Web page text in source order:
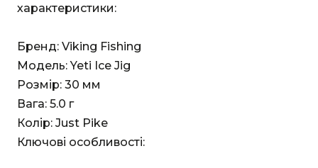
характеристики:
Бренд: Viking Fishing
Модель: Yeti Ice Jig
Розмір: 30 мм
Вага: 5.0 г
Колір: Just Pike
Ключові особливості: